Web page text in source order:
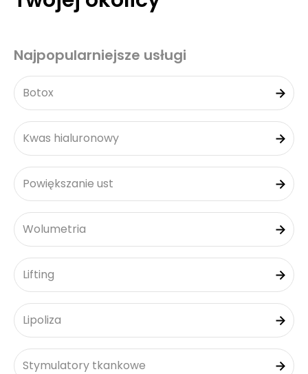
Najpopularniejsze usługi
Botox
Kwas hialuronowy
Powiększanie ust
Wolumetria
Lifting
Lipoliza
Stymulatory tkankowe